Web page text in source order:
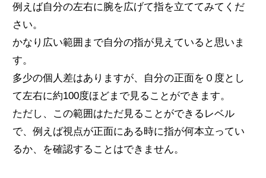
例えば自分の左右に腕を広げて指を立ててみてくだ
さい。
かなり広い範囲まで自分の指が見えていると思いま
す。
多少の個人差はありますが、自分の正面を０度とし
て左右に約100度ほどまで見ることができます。
ただし、この範囲はただ見ることができるレベル
で、例えば視点が正面にある時に指が何本立ってい
るか、を確認することはできません。